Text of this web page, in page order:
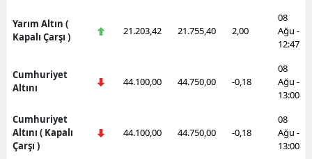
Yarım Altın (
Kapalı Çarşı )
21.203,42 21.755,40 2,00
08
Ağu -
12:47
Cumhuriyet
Altını
44.100,00 44.750,00 -0,18
08
Ağu -
13:00
Cumhuriyet
Altını ( Kapalı
Çarşı )
44.100,00 44.750,00 -0,18
08
Ağu -
13:00